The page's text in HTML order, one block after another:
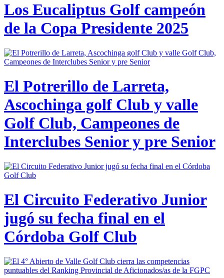
Los Eucaliptus Golf campeón
de la Copa Presidente 2025
El Potrerillo de Larreta,
Ascochinga golf Club y valle
Golf Club, Campeones de
Interclubes Senior y pre Senior
El Circuito Federativo Junior
jugó su fecha final en el
Córdoba Golf Club